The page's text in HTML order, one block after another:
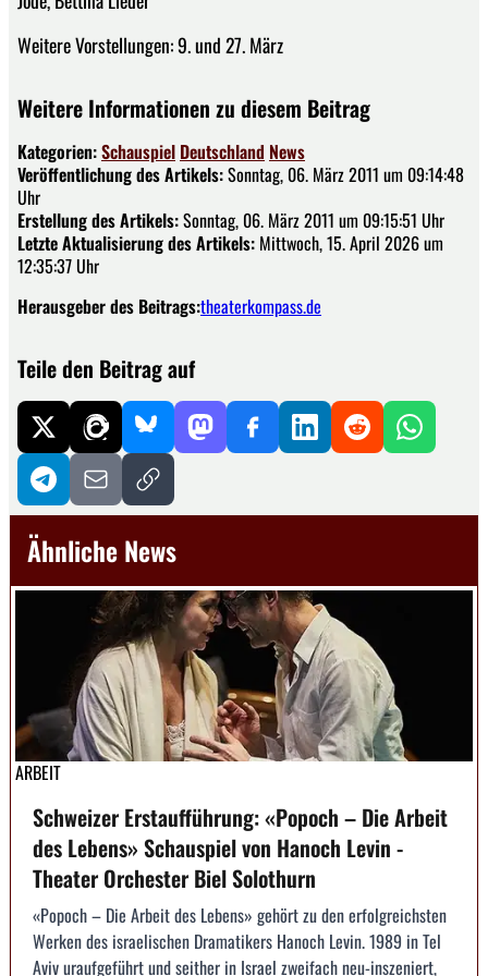
Weitere Vorstellungen: 9. und 27. März
Weitere Informationen zu diesem Beitrag
Kategorien:Schauspiel Deutschland News
Veröffentlichung des Artikels:Sonntag, 06. März 2011 um 09:14:48
Uhr
Erstellung des Artikels:Sonntag, 06. März 2011 um 09:15:51 Uhr
Letzte Aktualisierung des Artikels: Mittwoch, 15. April 2026 um
12:35:37 Uhr
Herausgeber des Beitrags:theaterkompass.de
Teile den Beitrag auf
Ähnliche News
ARBEIT
Schweizer Erstaufführung: «Popoch – Die Arbeit
des Lebens» Schauspiel von Hanoch Levin -
Theater Orchester Biel Solothurn
«Popoch – Die Arbeit des Lebens» gehört zu den erfolgreichsten
Werken des israelischen Dramatikers Hanoch Levin. 1989 in Tel
Aviv uraufgeführt und seither in Israel zweifach neu-inszeniert,